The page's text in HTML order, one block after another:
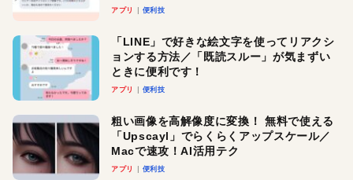
アプリ 便利技
「LINE」で好きな絵文字を使ってリアクシ
ョンする方法／「既読スルー」が気まずい
ときに便利です！
アプリ 便利技
粗い画像を高解像度に変換！ 無料で使える
「Upscayl」でらくらくアップスケール／
Macで速攻！AI活用テク
アプリ 便利技